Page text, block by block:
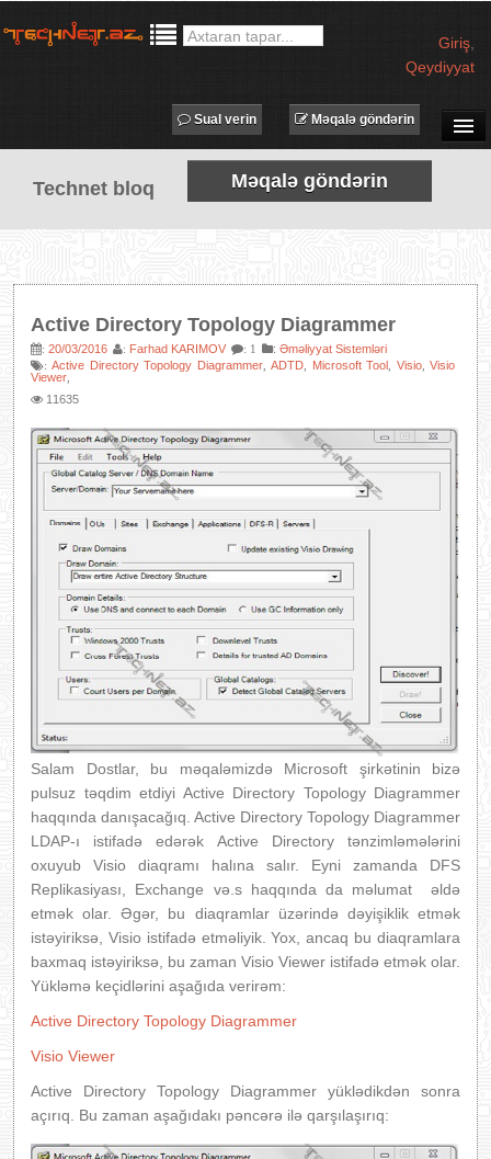
Giriş
Qeydiyyat
SUAL-CAVAB
TECHNET TV
MƏQALƏLƏR
PROQRAMLAR
AVADANLIQLAR
XƏBƏRLƏR
Məqalə göndərin
Sual verin
Technet bloq Məqalə göndərin
Active Directory Topology Diagrammer
: 20/03/2016 : Farhad KARIMOV : 1 : Əməliyyat Sistemləri
:Active Directory Topology Diagrammer,ADTD Microsoft Tool Visio,Visio
Viewer
11635
Salam Dostlar, bu məqaləmizdə Microsoft şirkətinin bizə
pulsuz təqdim etdiyi Active Directory Topology Diagrammer
haqqında danışacağıq. Active Directory Topology Diagrammer
LDAP-ı istifadə edərək Active Directory tənzimləmələrini
oxuyub Visio diaqramı halına salır. Eyni zamanda DFS
Replikasiyası, Exchange və.s haqqında da məlumat əldə
etmək olar. Əgər, bu diaqramlar üzərində dəyişiklik etmək
istəyiriksə, Visio istifadə etməliyik. Yox, ancaq bu diaqramlara
baxmaq istəyiriksə, bu zaman Visio Viewer istifadə etmək olar.
Yükləmə keçidlərini aşağıda verirəm:
Active Directory Topology Diagrammer
Visio Viewer
Active Directory Topology Diagrammer yüklədikdən sonra
açırıq. Bu zaman aşağıdakı pəncərə ilə qarşılaşırıq: